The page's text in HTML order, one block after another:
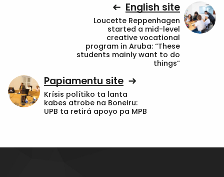
English site
Loucette Reppenhagen
started a mid-level
creative vocational
program in Aruba: “These
students mainly want to do
things”
Papiamentu site
Krísis polítiko ta lanta
kabes atrobe na Boneiru:
UPB ta retirá apoyo pa MPB